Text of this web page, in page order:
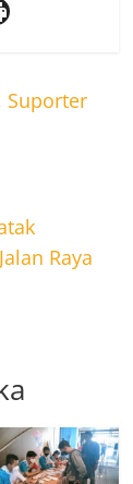
Suporter
Raya